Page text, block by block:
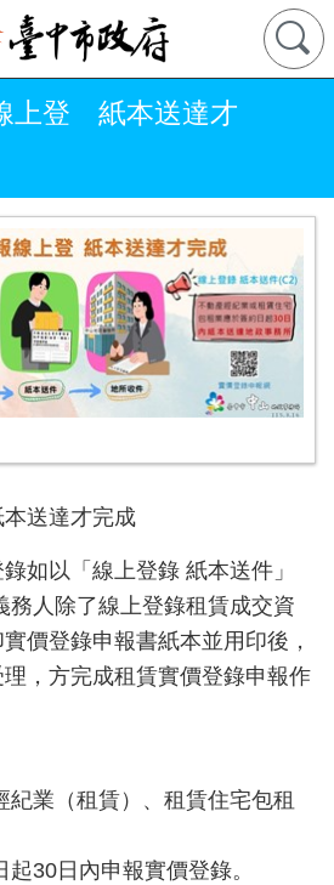
上登 紙本送達才
送達才完成
如以「線上登錄 紙本送件」
務人除了線上登錄租賃成交資
價登錄申報書紙本並用印後，
，方完成租賃實價登錄申報作
紀業（租賃）、租賃住宅包租
30日內申報實價登錄。